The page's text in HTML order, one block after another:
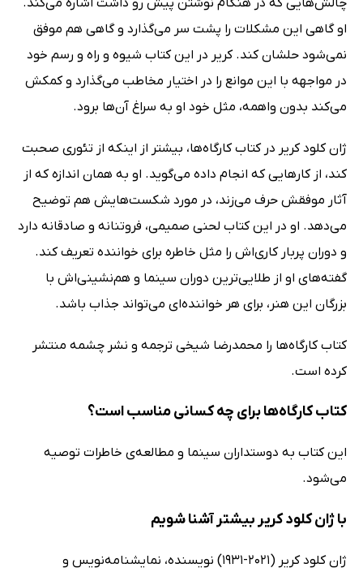
او گاهی این مشکلات را پشت سر می‌گذارد و گاهی هم موفق
نمی‌شود حلشان کند. کریر در این کتاب شیوه و راه و رسم خود
در مواجهه با این موانع را در اختیار مخاطب می‌گذارد و کمکش
می‌کند بدون واهمه، مثل خود او به سراغ آن‌ها برود.
ژان کلود کریر در کتاب کارگاه‌ها، بیشتر از اینکه از تئوری صحبت
کند، از کارهایی که انجام داده می‌گوید. او به همان اندازه که از
آثار موفقش حرف می‌زند، در مورد شکست‌هایش هم توضیح
می‌دهد. او در این کتاب لحنی صمیمی، فروتنانه و صادقانه دارد
و دوران پربار کاری‌اش را مثل خاطره برای خواننده تعریف کند.
گفته‌های او از طلایی‌ترین دوران سینما و هم‌نشینی‌اش با
بزرگان این هنر، برای هر خواننده‌ای می‌تواند جذاب باشد.
کتاب کارگاه‌ها را محمدرضا شیخی ترجمه و نشر چشمه منتشر
کرده است.
کتاب کارگاه‌ها برای چه کسانی مناسب است؟
این کتاب به دوستداران سینما و مطالعه‌ی خاطرات توصیه
می‌شود.
با ژان کلود کریر بیشتر آشنا شویم
ژان کلود کریر (2021-1931) نویسنده، نمایشنامه‌نویس و